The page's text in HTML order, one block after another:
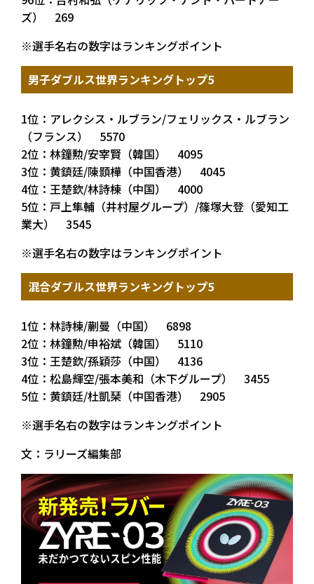
ズ） 269
※選手名右の数字はランキングポイント
男子ダブルス世界ランキングトップ5
1位：アレクシス・ルブラン/フェリックス・ルブラン
（フランス） 5570
2位：林鐘勲/安宰賢（韓国） 4095
3位：黄鎮廷/陳顥樺（中国香港） 4045
4位：王楚欽/林詩棟（中国） 4000
5位：戸上隼輔（井村屋グループ）/篠塚大登（愛知工
業大） 3545
※選手名右の数字はランキングポイント
混合ダブルス世界ランキングトップ5
1位：林詩棟/蒯曼（中国） 6898
2位：林鐘勲/申裕斌（韓国） 5110
3位：王楚欽/孫穎莎（中国） 4136
4位：松島輝空/張本美和（木下グループ） 3455
5位：黄鎮廷/杜凱琹（中国香港） 2905
※選手名右の数字はランキングポイント
文：ラリーズ編集部